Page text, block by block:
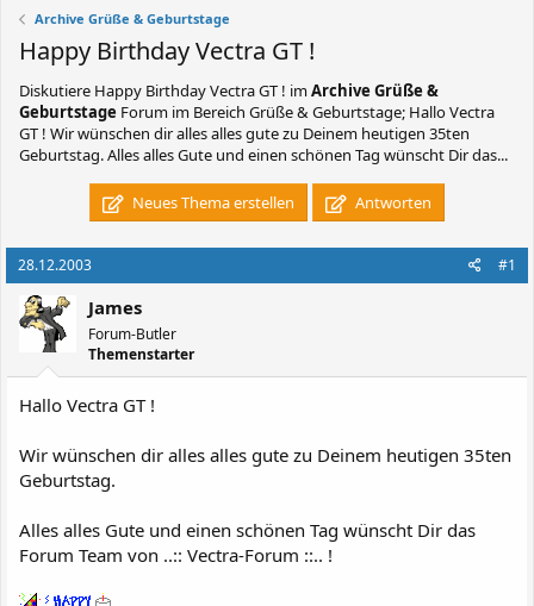
Archive Grüße & Geburtstage
Happy Birthday Vectra GT !
Diskutiere Happy Birthday Vectra GT ! imArchive Grüße &
Geburtstage Forum im Bereich Grüße & Geburtstage; Hallo Vectra
GT ! Wir wünschen dir alles alles gute zu Deinem heutigen 35ten
Geburtstag. Alles alles Gute und einen schönen Tag wünscht Dir das...
Neues Thema erstellen Antworten
28.12.2003 #1
James
Forum-Butler
Themenstarter
Hallo Vectra GT !
Wir wünschen dir alles alles gute zu Deinem heutigen 35ten
Geburtstag.
Alles alles Gute und einen schönen Tag wünscht Dir das
Forum Team von ..:: Vectra-Forum ::.. !